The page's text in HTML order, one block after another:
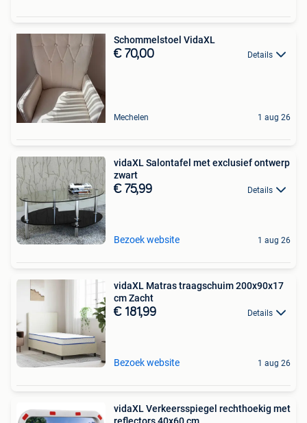
Schommelstoel VidaXL
€ 70,00 Details
Mechelen 1 aug 26
vidaXL Salontafel met exclusief ontwerp
zwart
€ 75,99 Details
Bezoek website 1 aug 26
vidaXL Matras traagschuim 200x90x17
cm Zacht
€ 181,99 Details
Bezoek website 1 aug 26
vidaXL Verkeersspiegel rechthoekig met